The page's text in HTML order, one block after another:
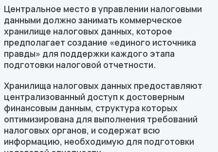
Центральное место в управлении налоговыми
данными должно занимать коммерческое
хранилище налоговых данных, которое
предполагает создание «единого источника
правды» для поддержки каждого этапа
подготовки налоговой отчетности.
Хранилища налоговых данных предоставляют
централизованный доступ к достоверным
финансовым данным, структура которых
оптимизирована для выполнения требований
налоговых органов, и содержат всю
информацию, необходимую для подготовки